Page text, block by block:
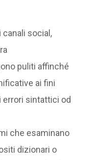
canali social,
puliti affinché
ai fini
errori sintattici od
che esaminano
dizionari o